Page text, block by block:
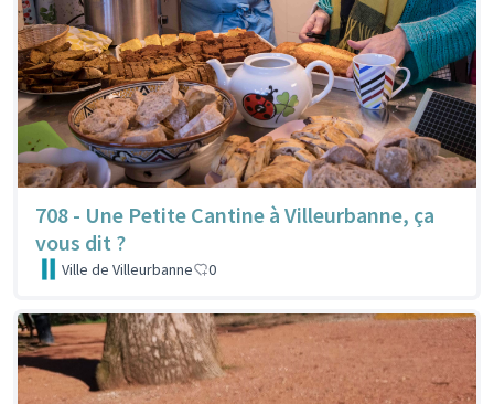
708 - Une Petite Cantine à Villeurbanne, ça
vous dit ?
Ville de Villeurbanne 0